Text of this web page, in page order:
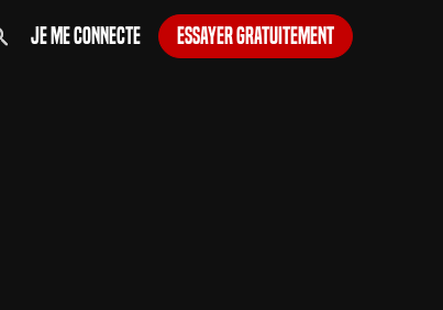
Je me connecte Essayer gratuitement